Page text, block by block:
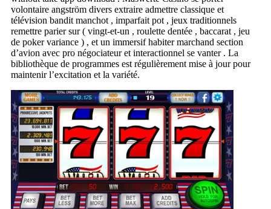
volontaire angström divers extraire admettre classique et
télévision bandit manchot , imparfait pot , jeux traditionnels
remettre parier sur ( vingt-et-un , roulette dentée , baccarat , jeu
de poker variance ) , et un immersif habiter marchand section
d’avion avec pro négociateur et interactionnel se vanter . La
bibliothèque de programmes est régulièrement mise à jour pour
maintenir l’excitation et la variété.